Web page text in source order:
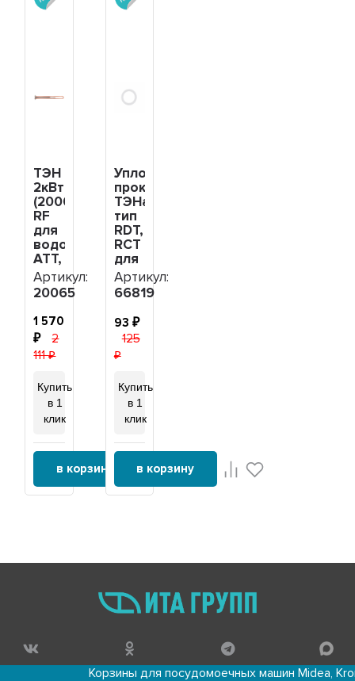
ТЭН
2кВт
(2000Вт)
RF
для
водонагревателя
ATT,
Polaris,
под
анод
М6,
контакты
под
винт,
20065
Артикул:
20065
1 570
2
111
Купить
в 1
клик
в корзину
Уплотнительная
прокладка
ТЭНа
тип
RDT,
RCT
для
котлов,
плоский
профиль
G1
1/4",
D42мм,
66819
Артикул:
66819
93
125
Купить
в 1
клик
в корзину
Корзины для посудомоечных машин Midea, Krona,